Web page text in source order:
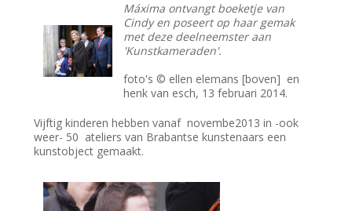
Máxima ontvangt boeketje van
Cindy en poseert op haar gemak
met deze deelneemster aan
'Kunstkameraden'.
foto's © ellen elemans [boven] en
henk van esch, 13 februari 2014.
Vijftig kinderen hebben vanaf novembe2013 in -ook
weer- 50 ateliers van Brabantse kunstenaars een
kunstobject gemaakt.